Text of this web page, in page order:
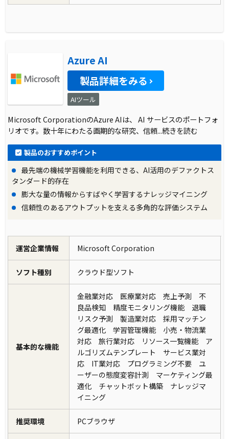
Azure AI
製品詳細をみる
AIツール
Microsoft CorporationのAzure AIは、 AI サービスのポートフォ
リオです。数十年にわたる画期的な研究、信頼...続きを読む
製品のおすすめポイント
最先端の機械学習機能を利用できる、AI活用のデファクトス
タンダード的存在
膨大な量の情報からすばやく学習するナレッジマイニング
信頼性のあるアウトプットを支える多角的な評価システム
運営企業情報 Microsoft Corporation
ソフト種別 クラウド型ソフト
基本的な機能
金融業対応 医療業対応 売上予測 不
良品検知 精度モニタリング機能 退職
リスク予測 製造業対応 採用マッチン
グ最適化 学習管理機能 小売・物流業
対応 旅行業対応 リソース一覧機能 ア
ルゴリズムテンプレート サービス業対
応 IT業対応 プログラミング不要 ユ
ーザーの態度変容計測 マーケティング最
適化 チャットボット構築 ナレッジマ
イニング
推奨環境 PCブラウザ